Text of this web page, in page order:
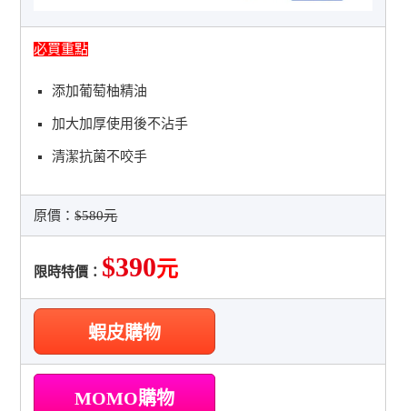
必買重點
添加葡萄柚精油
加大加厚使用後不沾手
清潔抗菌不咬手
原價：$580元
限時特價： $390元
蝦皮購物
MOMO購物